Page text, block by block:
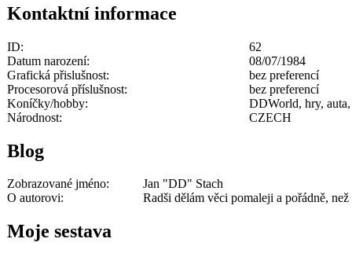
Kontaktní informace
ID:
62
Datum narození:
08/07/1984
Grafická přislušnost:
bez preferencí
Procesorová příslušnost:
bez preferencí
Koníčky/hobby:
DDWorld, hry,
Národnost:
CZECH
Blog
Zobrazované jméno:
Jan "DD" Stach
O autorovi:
Radši dělám věci pomaleji a pořádně, než
Moje sestava